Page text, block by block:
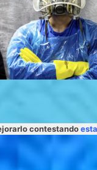
contestando